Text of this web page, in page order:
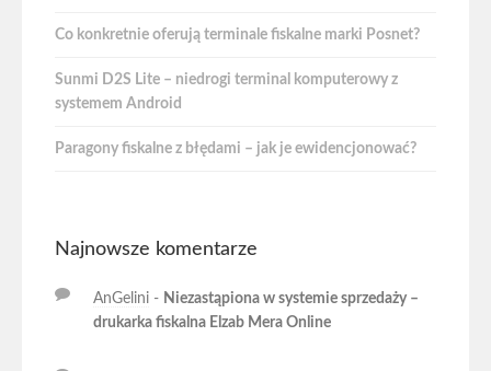
Co konkretnie oferują terminale fiskalne marki Posnet?
Sunmi D2S Lite – niedrogi terminal komputerowy z
systemem Android
Paragony fiskalne z błędami – jak je ewidencjonować?
Najnowsze komentarze
AnGelini - Niezastąpiona w systemie sprzedaży –
drukarka fiskalna Elzab Mera Online